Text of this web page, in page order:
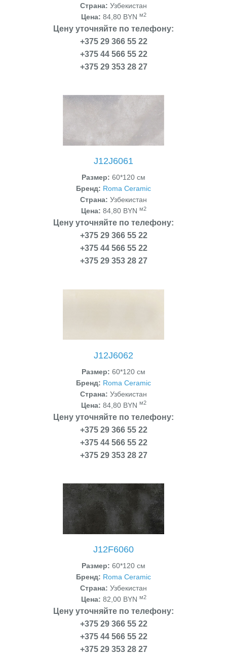
Страна: Узбекистан
Цена: 84,80 BYN м2
Цену уточняйте по телефону:
+375 29 366 55 22
+375 44 566 55 22
+375 29 353 28 27
J12J6061
Размер: 60*120 см
Бренд: Roma Ceramic
Страна: Узбекистан
Цена: 84,80 BYN м2
Цену уточняйте по телефону:
+375 29 366 55 22
+375 44 566 55 22
+375 29 353 28 27
J12J6062
Размер: 60*120 см
Бренд: Roma Ceramic
Страна: Узбекистан
Цена: 84,80 BYN м2
Цену уточняйте по телефону:
+375 29 366 55 22
+375 44 566 55 22
+375 29 353 28 27
J12F6060
Размер: 60*120 см
Бренд: Roma Ceramic
Страна: Узбекистан
Цена: 82,00 BYN м2
Цену уточняйте по телефону:
+375 29 366 55 22
+375 44 566 55 22
+375 29 353 28 27